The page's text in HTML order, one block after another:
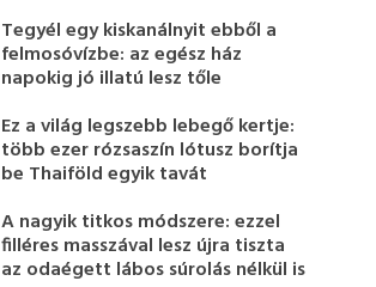
Tegyél egy kiskanálnyit ebből a
felmosóvízbe: az egész ház
napokig jó illatú lesz tőle
Ez a világ legszebb lebegő kertje:
több ezer rózsaszín lótusz borítja
be Thaiföld egyik tavát
A nagyik titkos módszere: ezzel
filléres masszával lesz újra tiszta
az odaégett lábos súrolás nélkül is